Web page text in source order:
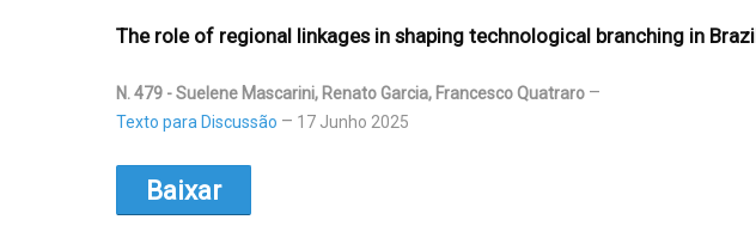
The role of regional linkages in shaping technological branching in
N. 479 - Suelene Mascarini, Renato Garcia, Francesco Quatraro
Texto para Discussão
17 Junho 2025
Baixar